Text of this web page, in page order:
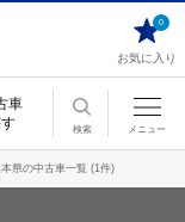
お気に入り
0
車
検索 メニュー
県の中古車一覧 (1件)